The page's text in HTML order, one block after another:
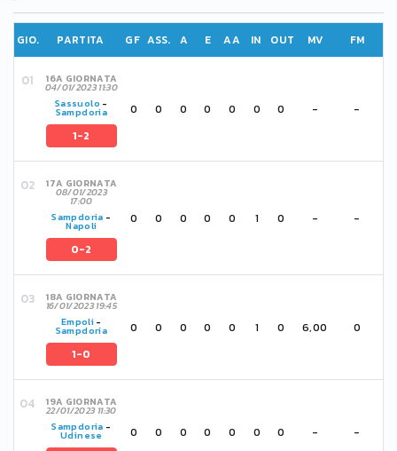
GIO. PARTITA GF ASS. A E AA IN OUT MV FM
16A GIORNATA
04/01/2023 11:30
Sassuolo -
Sampdoria
1-2
0 0 0 0 0 0 0 - -
17A GIORNATA
08/01/2023
17:00
Sampdoria -
Napoli
0-2
0 0 0 0 0 1 0 - -
18A GIORNATA
16/01/2023 19:45
Empoli -
Sampdoria
1-0
0 0 0 0 0 1 0 6,00 0
19A GIORNATA
22/01/2023 11:30
Sampdoria -
Udinese 0 0 0 0 0 0 0 - -